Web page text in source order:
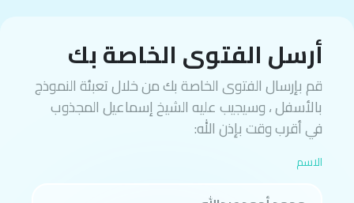
أرسل الفتوى الخاصة بك
قم بإرسال الفتوى الخاصة بك من خلال تعبئة النموذج
بالأسفل ، وسيجيب عليه الشيخ إسماعيل المجذوب
في أقرب وقت بإذن الله:
الاسم